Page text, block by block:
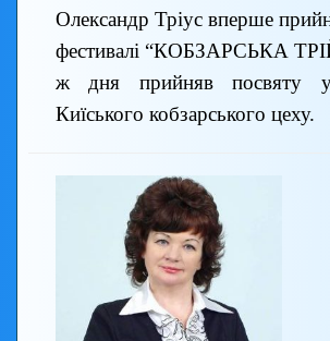
Олександр Тріус вперше
фестивалі “КОБЗАРСЬКА
ж дня прийняв посвяту у
Киїського кобзарського цеху.